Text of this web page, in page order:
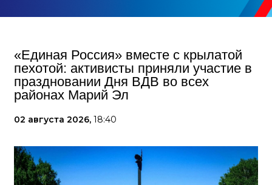
«Единая Россия» вместе с крылатой
пехотой: активисты приняли участие в
праздновании Дня ВДВ во всех
районах Марий Эл
02 августа 2026, 18:40